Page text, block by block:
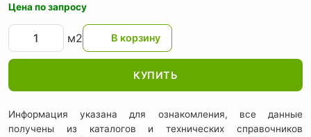
Цена по запросу
м2
КУПИТЬ
Информация указана для ознакомления, все данные
получены из каталогов и технических справочников